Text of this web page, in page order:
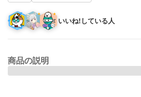
いいね!している人
商品の説明